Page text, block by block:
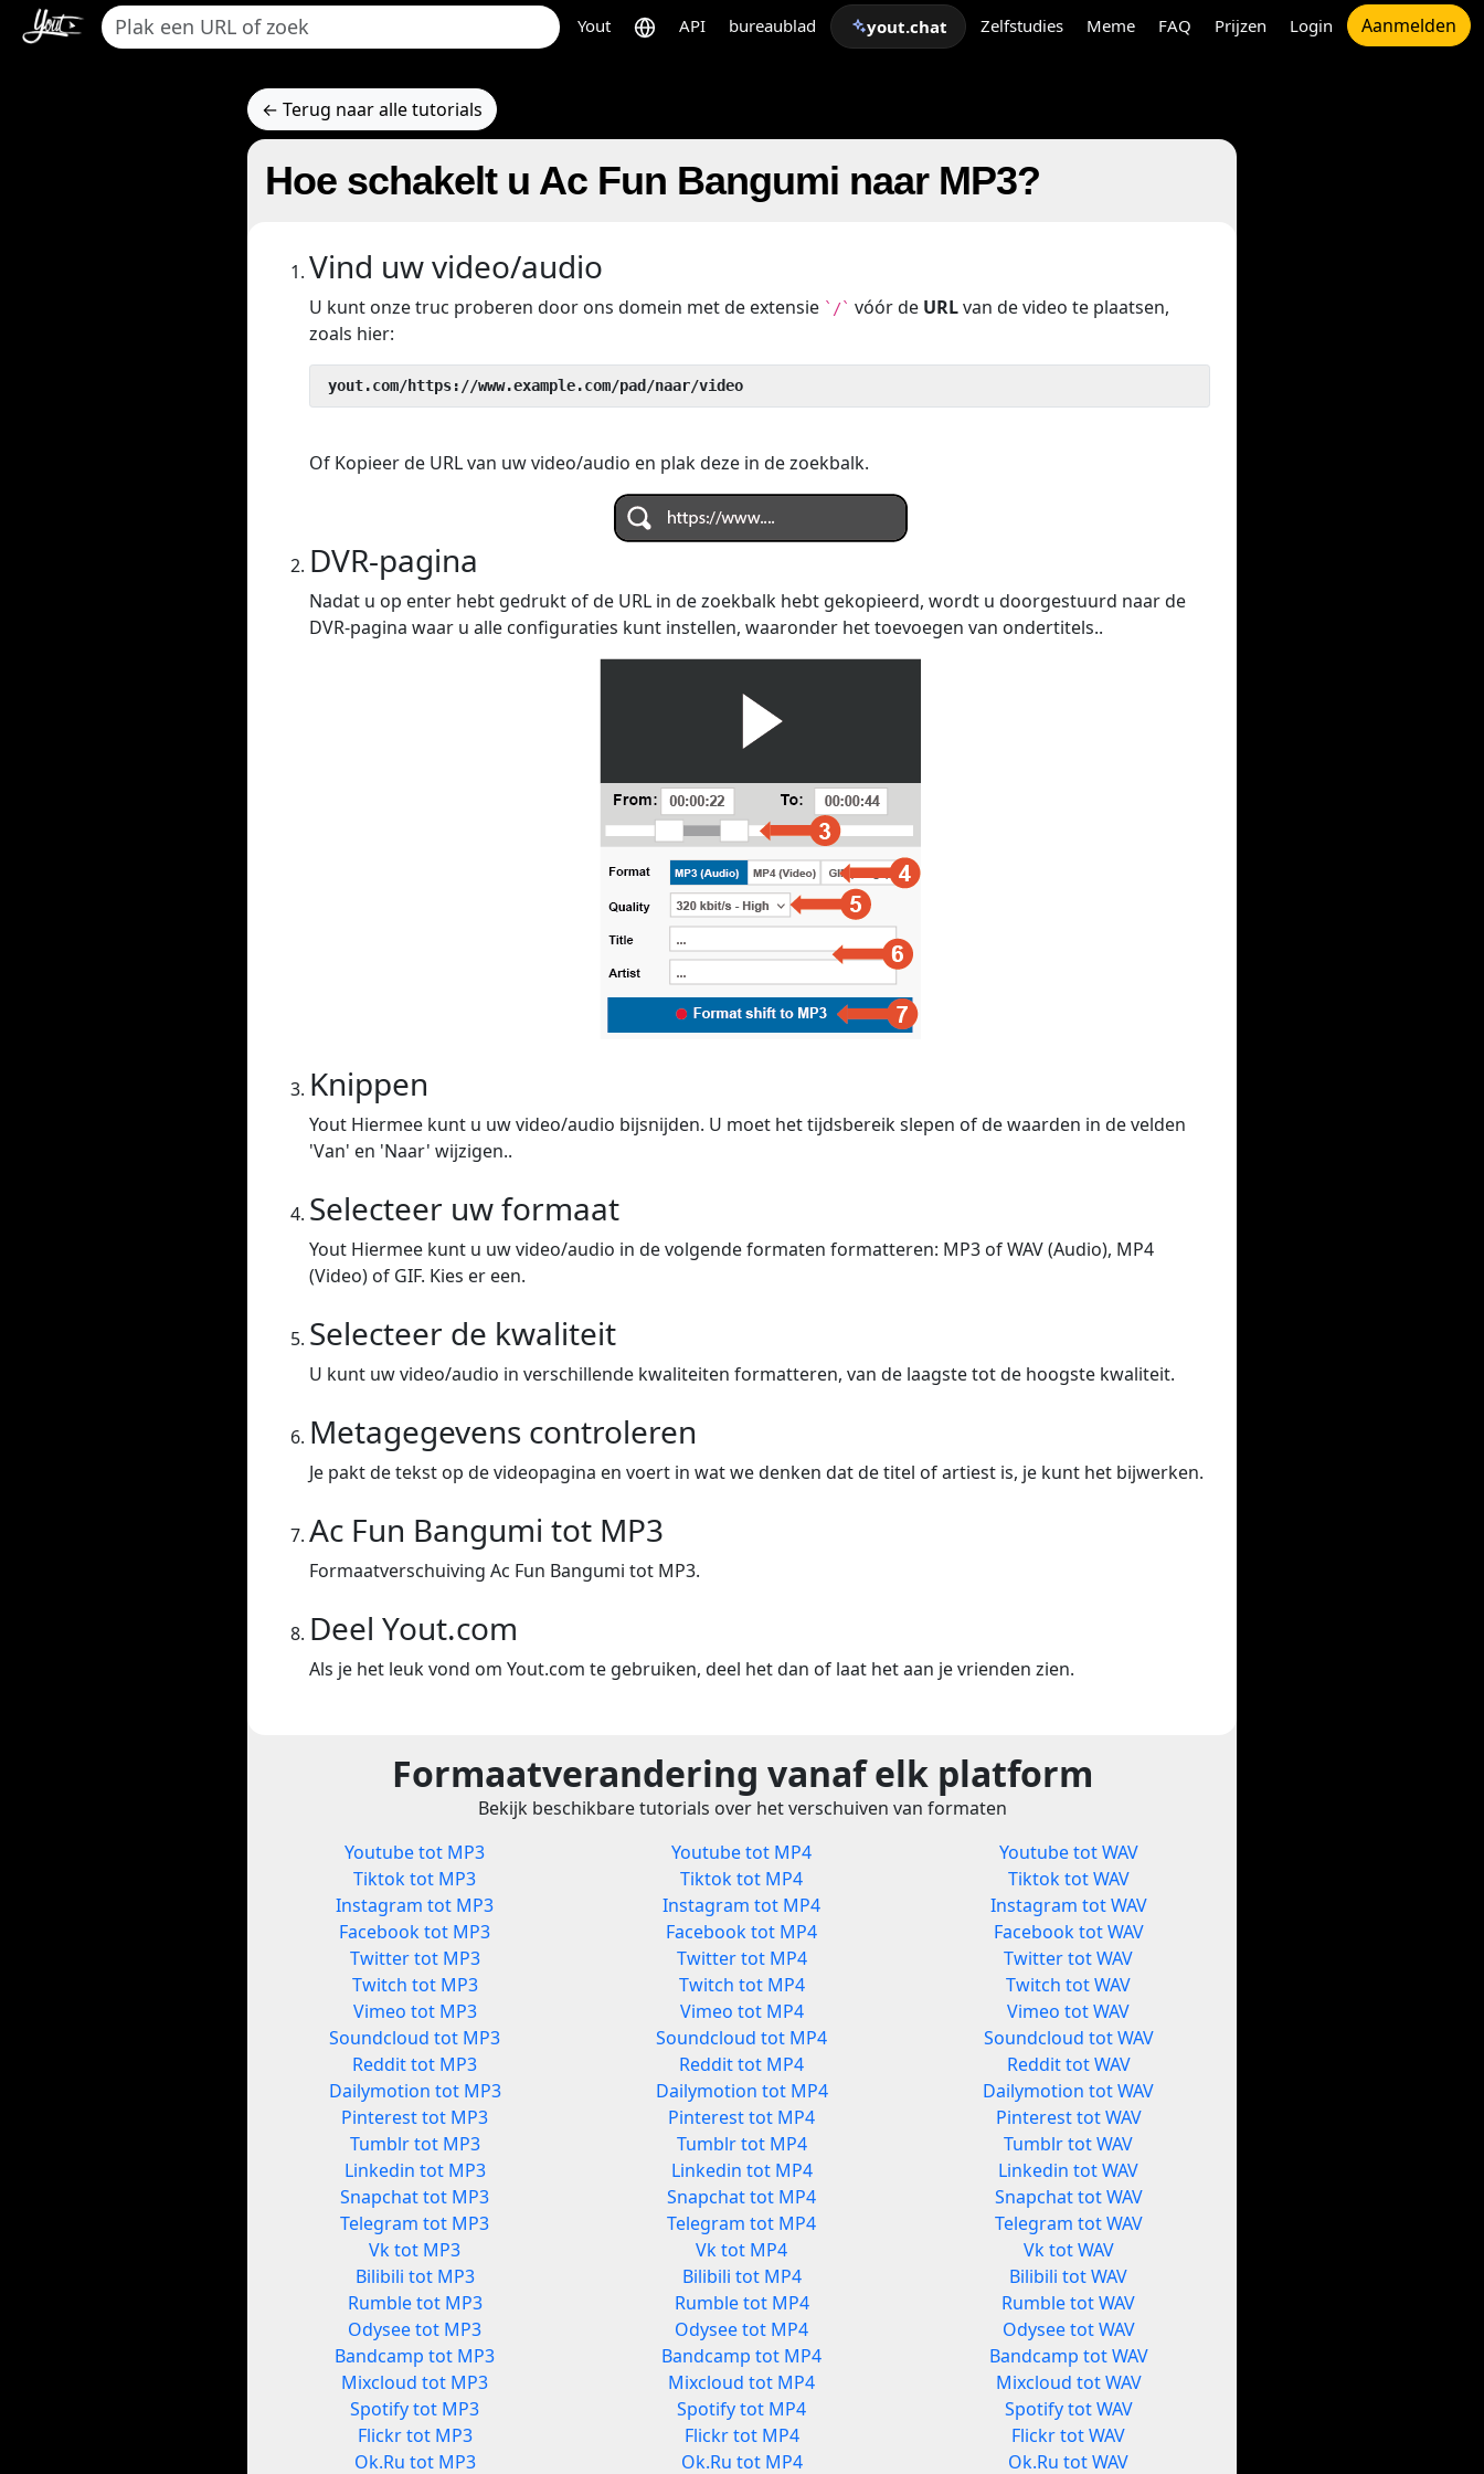
Yout API bureaublad yout.chat Zelfstudies Meme FAQ Prijzen Login Aanmelden
← Terug naar alle tutorials
Hoe schakelt u Ac Fun Bangumi naar MP3?
Vind uw video/audio
U kunt onze truc proberen door ons domein met de extensie `/` vóór de URLvan de video te plaatsen,
zoals hier:
yout.com/https://www.example.com/pad/naar/video
Of Kopieer de URL van uw video/audio en plak deze in de zoekbalk.
DVR-pagina
Nadat u op enter hebt gedrukt of de URL in de zoekbalk hebt gekopieerd, wordt u doorgestuurd naar de
DVR-pagina waar u alle configuraties kunt instellen, waaronder het toevoegen van ondertitels..
Knippen
Yout Hiermee kunt u uw video/audio bijsnijden. U moet het tijdsbereik slepen of de waarden in de velden
'Van' en 'Naar' wijzigen..
Selecteer uw formaat
Yout Hiermee kunt u uw video/audio in de volgende formaten formatteren: MP3 of WAV (Audio), MP4
(Video) of GIF. Kies er een.
Selecteer de kwaliteit
U kunt uw video/audio in verschillende kwaliteiten formatteren, van de laagste tot de hoogste kwaliteit.
Metagegevens controleren
Je pakt de tekst op de videopagina en voert in wat we denken dat de titel of artiest is, je kunt het bijwerken.
Ac Fun Bangumi tot MP3
Formaatverschuiving Ac Fun Bangumi tot MP3.
Deel Yout.com
Als je het leuk vond om Yout.com te gebruiken, deel het dan of laat het aan je vrienden zien.
Formaatverandering vanaf elk platform
Bekijk beschikbare tutorials over het verschuiven van formaten
Youtube tot MP3
Tiktok tot MP3
Instagram tot MP3
Facebook tot MP3
Twitter tot MP3
Twitch tot MP3
Vimeo tot MP3
Soundcloud tot MP3
Reddit tot MP3
Dailymotion tot MP3
Pinterest tot MP3
Tumblr tot MP3
Linkedin tot MP3
Snapchat tot MP3
Telegram tot MP3
Vk tot MP3
Bilibili tot MP3
Rumble tot MP3
Odysee tot MP3
Bandcamp tot MP3
Mixcloud tot MP3
Spotify tot MP3
Flickr tot MP3
Ok.Ru tot MP3
Youtube tot MP4
Tiktok tot MP4
Instagram tot MP4
Facebook tot MP4
Twitter tot MP4
Twitch tot MP4
Vimeo tot MP4
Soundcloud tot MP4
Reddit tot MP4
Dailymotion tot MP4
Pinterest tot MP4
Tumblr tot MP4
Linkedin tot MP4
Snapchat tot MP4
Telegram tot MP4
Vk tot MP4
Bilibili tot MP4
Rumble tot MP4
Odysee tot MP4
Bandcamp tot MP4
Mixcloud tot MP4
Spotify tot MP4
Flickr tot MP4
Ok.Ru tot MP4
Youtube tot WAV
Tiktok tot WAV
Instagram tot WAV
Facebook tot WAV
Twitter tot WAV
Twitch tot WAV
Vimeo tot WAV
Soundcloud tot WAV
Reddit tot WAV
Dailymotion tot WAV
Pinterest tot WAV
Tumblr tot WAV
Linkedin tot WAV
Snapchat tot WAV
Telegram tot WAV
Vk tot WAV
Bilibili tot WAV
Rumble tot WAV
Odysee tot WAV
Bandcamp tot WAV
Mixcloud tot WAV
Spotify tot WAV
Flickr tot WAV
Ok.Ru tot WAV